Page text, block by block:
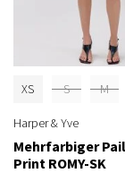
XS S M
Harper & Yve
Mehrfarbiger
Print ROMY-SK